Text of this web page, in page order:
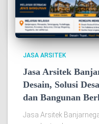
JASA ARSITEK
Jasa Arsitek
Desain, Solusi
dan Bangunan
Jasa Arsitek